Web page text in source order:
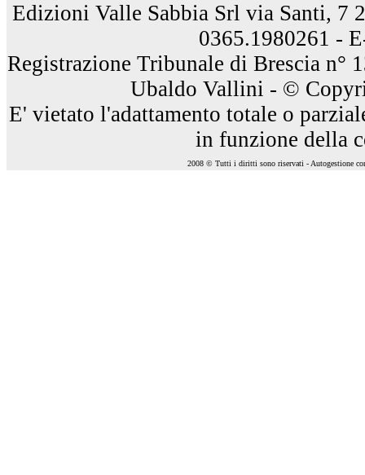
Edizioni Valle Sabbia Srl via Santi, 7
0365.1980261 -
Registrazione Tribunale di Brescia n°
Ubaldo Vallini - ©
E' vietato l'adattamento totale o
in funzione della
2008 © Tutti i diritti sono riservati - Autogestione